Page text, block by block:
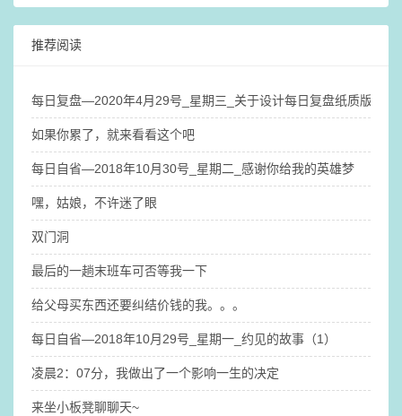
推荐阅读
每日复盘—2020年4月29号_星期三_关于设计每日复盘纸质版笔记
如果你累了，就来看看这个吧
每日自省—2018年10月30号_星期二_感谢你给我的英雄梦
嘿，姑娘，不许迷了眼
双门洞
最后的一趟末班车可否等我一下
给父母买东西还要纠结价钱的我。。。
每日自省—2018年10月29号_星期一_约见的故事（1）
凌晨2：07分，我做出了一个影响一生的决定
来坐小板凳聊聊天~